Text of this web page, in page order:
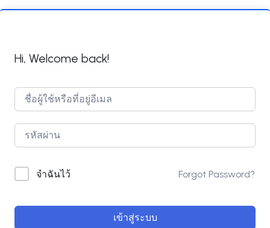
Hi, Welcome back!
จำฉันไว้ Forgot Password?
เข้าสู่ระบบ